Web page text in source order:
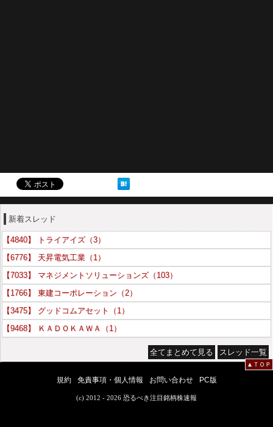
新着スレッド
【4840】 トライアイズ（3）
【6776】 天昇電気工業（1）
【7033】 マネジメントソリューションズ（103）
【1766】 東建コーポレーション（2）
【3475】 グッドコムアセット（1）
【9468】 ＫＡＤＯＫＡＷＡ（1）
スレッド一覧
全てまとめて見る
▲ＴＯＰ
規約 免責事項・個人情報 お問い合わせ PC版
(c) 2012 - 2026 恐るべき注目銘柄株速報